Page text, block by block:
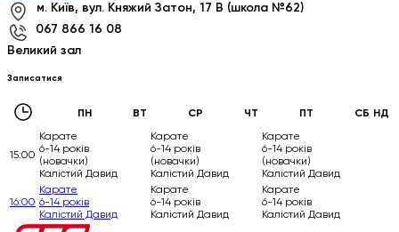
м. Київ, вул. Княжий Затон, 17 В (школа №62)
067 866 16 08
Великий зал
Записатися
ПН ВТ СР ЧТ ПТ СБ НД
15:00
Карате
6-14 років
(новачки)
Калістий Давид
Карате
6-14 років
(новачки)
Калістий Давид
Карате
6-14 років
(новачки)
Калістий Давид
16:00
Карате
6-14 років
Калістий Давид
Карате
6-14 років
Калістий Давид
Карате
6-14 років
Калістий Давид